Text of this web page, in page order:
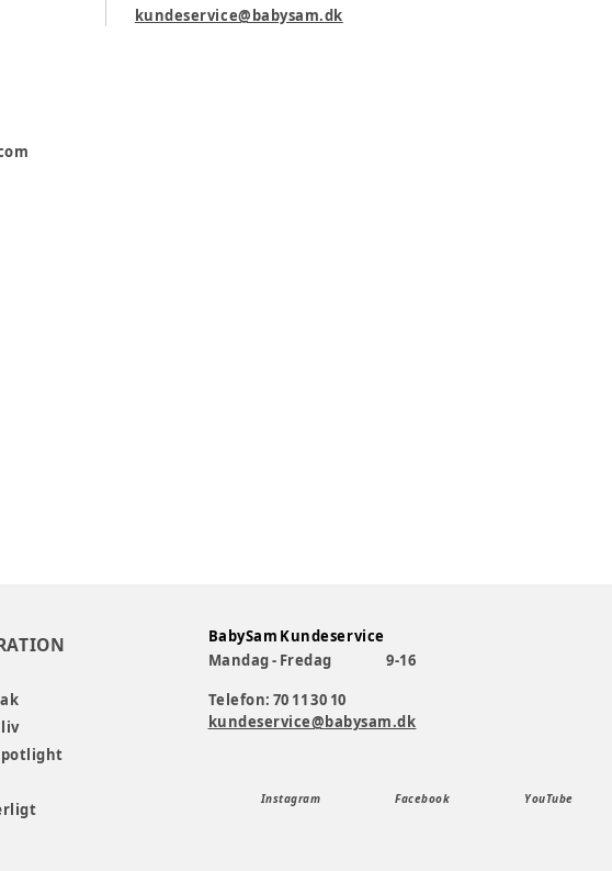
kundeservice@babysam.dk
BabySam Kundeservice
Mandag - Fredag
9-16
Telefon: 70 11 30 10
kundeservice@babysam.dk
Instagram Facebook YouTube